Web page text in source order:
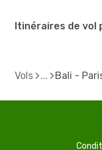
Itinéraires de vol
Vols Bali -